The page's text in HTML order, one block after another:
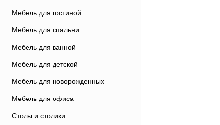
Мебель для гостиной
Мебель для спальни
Мебель для ванной
Мебель для детской
Мебель для новорожденных
Мебель для офиса
Столы и столики